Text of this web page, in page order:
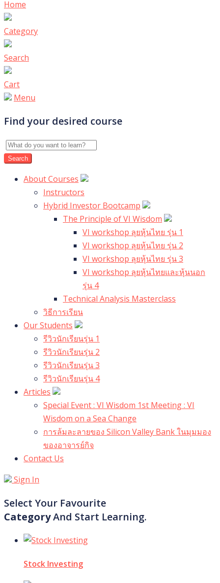
Home
Category
Search
Cart
Menu
Find your desired course
About Courses
Instructors
Hybrid Investor Bootcamp
The Principle of VI Wisdom
VI workshop ลุยหุ้นไทย รุ่น 1
VI workshop ลุยหุ้นไทย รุ่น 2
VI workshop ลุยหุ้นไทย รุ่น 3
VI workshop ลุยหุ้นไทยและหุ้นนอก
รุ่น 4
Technical Analysis Masterclass
วิธีการเรียน
Our Students
รีวิวนักเรียนรุ่น 1
รีวิวนักเรียนรุ่น 2
รีวิวนักเรียนรุ่น 3
รีวิวนักเรียนรุ่น 4
Articles
Special Event : VI Wisdom 1st Meeting : VI
Wisdom on a Sea Change
การล้มละลายของ Silicon Valley Bank ในมุมมอง
ของอาจารย์กิจ
Contact Us
Sign In
Select Your Favourite
CategoryAnd Start Learning.
Stock Investing